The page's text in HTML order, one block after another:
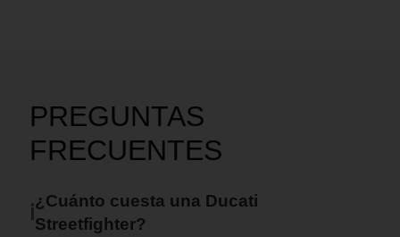
PREGUNTAS
FRECUENTES
ℹ
¿Cuánto cuesta una Ducati
Streetfighter?